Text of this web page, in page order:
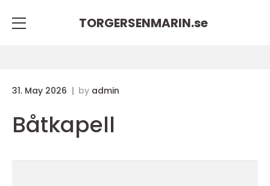
TORGERSENMARIN.se
31. May 2026 by admin
Båtkapell